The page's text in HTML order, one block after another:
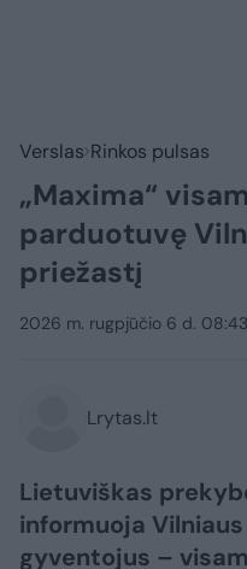
Verslas Rinkos pulsas
„Maxima“
parduotuvę
priežastį
2026 m. rugpjūčio 6 d. 08:43
Lrytas.lt
Lietuviškas
informuoja
gyventojus –